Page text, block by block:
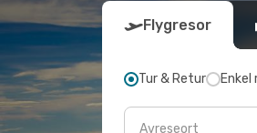
Flygresor
Tur & Retur Enkel
Avreseort